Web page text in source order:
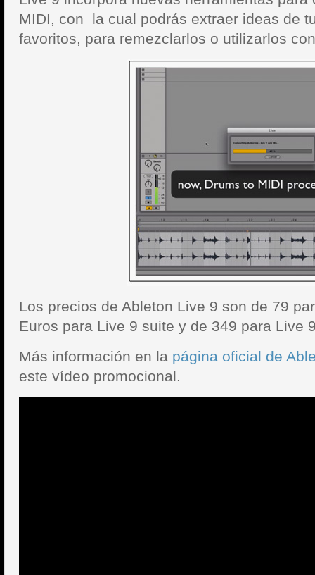
MIDI, con la cual podrás extraer ideas de
favoritos, para remezclarlos o utilizarlos
Los precios de Ableton Live 9 son de 79
Euros para Live 9 suite y de 349 para Live
Más información en la página oficial de
este vídeo promocional.